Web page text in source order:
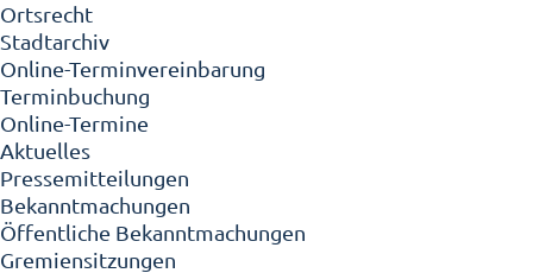
Ortsrecht
Stadtarchiv
Online-Terminvereinbarung
Terminbuchung
Online-Termine
Aktuelles
Pressemitteilungen
Bekanntmachungen
Öffentliche Bekanntmachungen
Gremiensitzungen